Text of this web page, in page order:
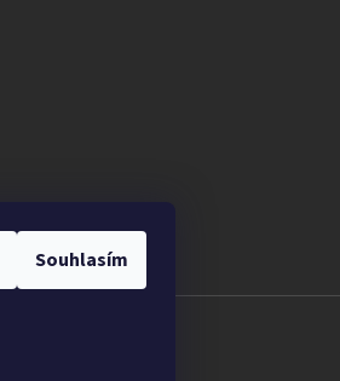
Souhlasím